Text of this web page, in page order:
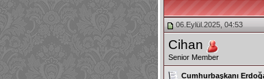
06.Eylül.2025, 04:53
Cihan
Senior Member
Cumhurbaşkanı